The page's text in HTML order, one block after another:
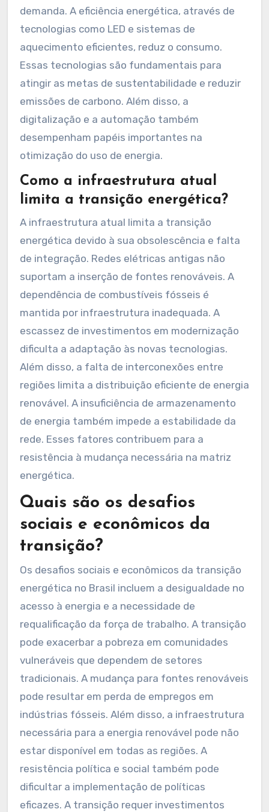
demanda. A eficiência energética, através de
tecnologias como LED e sistemas de
aquecimento eficientes, reduz o consumo.
Essas tecnologias são fundamentais para
atingir as metas de sustentabilidade e reduzir
emissões de carbono. Além disso, a
digitalização e a automação também
desempenham papéis importantes na
otimização do uso de energia.
Como a infraestrutura atual
limita a transição energética?
A infraestrutura atual limita a transição
energética devido à sua obsolescência e falta
de integração. Redes elétricas antigas não
suportam a inserção de fontes renováveis. A
dependência de combustíveis fósseis é
mantida por infraestrutura inadequada. A
escassez de investimentos em modernização
dificulta a adaptação às novas tecnologias.
Além disso, a falta de interconexões entre
regiões limita a distribuição eficiente de energia
renovável. A insuficiência de armazenamento
de energia também impede a estabilidade da
rede. Esses fatores contribuem para a
resistência à mudança necessária na matriz
energética.
Quais são os desafios
sociais e econômicos da
transição?
Os desafios sociais e econômicos da transição
energética no Brasil incluem a desigualdade no
acesso à energia e a necessidade de
requalificação da força de trabalho. A transição
pode exacerbar a pobreza em comunidades
vulneráveis que dependem de setores
tradicionais. A mudança para fontes renováveis
pode resultar em perda de empregos em
indústrias fósseis. Além disso, a infraestrutura
necessária para a energia renovável pode não
estar disponível em todas as regiões. A
resistência política e social também pode
dificultar a implementação de políticas
eficazes. A transição requer investimentos